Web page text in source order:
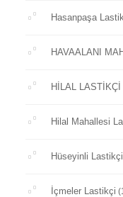
Hasanpaşa
HAVAALANI
HİLAL LASTİKÇİ
Hilal Mahallesi
Hüseyinli Lastikçi
İçmeler Lastikçi